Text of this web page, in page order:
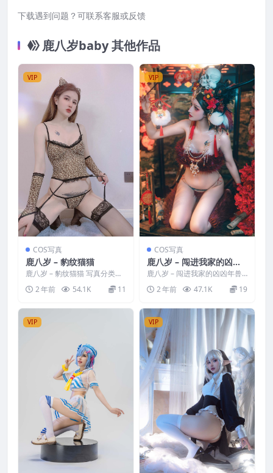
下载遇到问题？可联系客服或反馈
鹿八岁baby 其他作品
VIP
COS写真
鹿八岁 – 豹纹猫猫
鹿八岁 – 豹纹猫猫 写真分类：
唯美，参与模特：鹿八岁 [套图
大小]：[21P+...
2 年前 54.1K 11
VIP
COS写真
鹿八岁 – 闯进我家的凶凶
年兽
鹿八岁 – 闯进我家的凶凶年兽
写真分类：唯美，参与模特：
鹿八岁 [资源大小]：...
2 年前 47.1K 19
VIP VIP